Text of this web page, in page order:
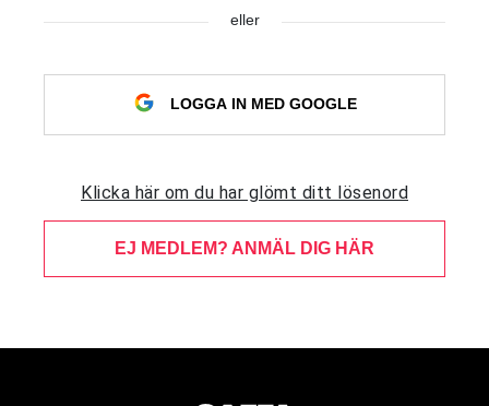
eller
LOGGA IN MED GOOGLE
Klicka här om du har glömt ditt lösenord
EJ MEDLEM? ANMÄL DIG HÄR